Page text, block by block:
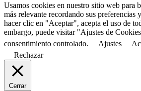
Usamos cookies en nuestro sitio web para
más relevante recordando sus preferencias
hacer clic en "Aceptar", acepta el uso de
embargo, puede visitar "Ajustes de
consentimiento controlado.
Ajustes
Rechazar
Cerrar